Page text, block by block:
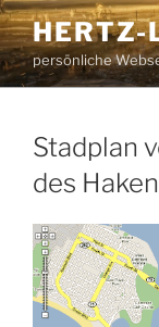
Zum
Inhalt
springen
HERTZ-
persönliche
Stadplan
des